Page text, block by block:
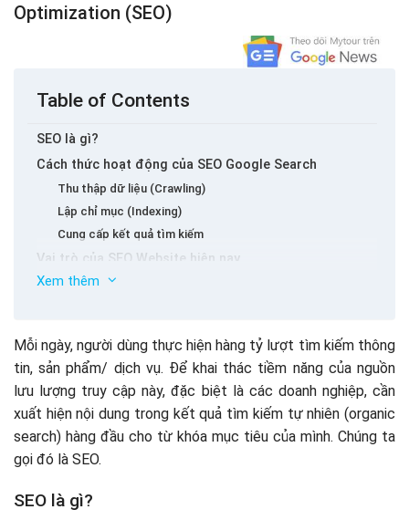
Optimization (SEO)
Table of Contents
SEO là gì?
Cách thức hoạt động của SEO Google Search
Thu thập dữ liệu (Crawling)
Lập chỉ mục (Indexing)
Cung cấp kết quả tìm kiếm
Vai trò của SEO Website hiện nay
Thúc đẩy cơ hội bán hàng (Sales opportunity)
Tiết kiệm chi phí (Cost optimization)
Bám đuổi khách hàng (Retargeting)
Khả năng đo lường (Marketing measurement)
Chiến lược kinh doanh dài hạn của doanh nghiệp (Long-
term business strategy)
Những thách thức của SEO (Search Engine
Optimization)
Thời gian triển khai lâu, ảnh hưởng cơ hội kinh doanh
Đối thủ cạnh tranh mạnh lên
Xem thêm
Mỗi ngày, người dùng thực hiện hàng tỷ lượt tìm kiếm thông
tin, sản phẩm/ dịch vụ. Để khai thác tiềm năng của nguồn
lưu lượng truy cập này, đặc biệt là các doanh nghiệp, cần
xuất hiện nội dung trong kết quả tìm kiếm tự nhiên (organic
search) hàng đầu cho từ khóa mục tiêu của mình. Chúng ta
gọi đó là SEO.
SEO là gì?